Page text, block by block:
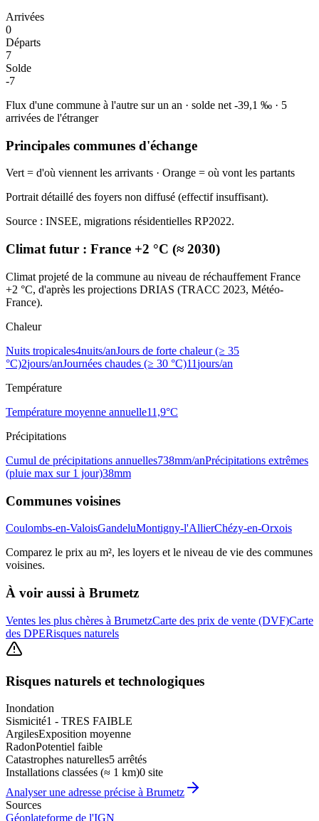
Arrivées
0
Départs
7
Solde
-7
Flux d'une commune à l'autre sur un an · solde net -39,1 ‰ · 5
arrivées de l'étranger
Principales communes d'échange
Vert = d'où viennent les arrivants · Orange = où vont les partants
Portrait détaillé des foyers non diffusé (effectif insuffisant).
Source : INSEE, migrations résidentielles RP2022.
Climat futur : France +2 °C (≈ 2030)
Climat projeté de la commune au niveau de réchauffement France
+2 °C, d'après les projections DRIAS (TRACC 2023, Météo-
France).
Chaleur
Nuits tropicales4nuits/anJours de forte chaleur (≥ 35
°C)2jours/anJournées chaudes (≥ 30 °C)11jours/an
Température
Température moyenne annuelle11,9°C
Précipitations
Cumul de précipitations annuelles738mm/anPrécipitations extrêmes
(pluie max sur 1 jour)38mm
Communes voisines
Coulombs-en-ValoisGandeluMontigny-l'AllierChézy-en-Orxois
Comparez le prix au m², les loyers et le niveau de vie des communes
voisines.
À voir aussi à Brumetz
Ventes les plus chères à BrumetzCarte des prix de vente (DVF)Carte
des DPERisques naturels
Risques naturels et technologiques
Inondation
Sismicité1 - TRES FAIBLE
ArgilesExposition moyenne
RadonPotentiel faible
Catastrophes naturelles5 arrêtés
Installations classées (≈ 1 km)0 site
Analyser une adresse précise à Brumetz
Sources
Géoplateforme de l'IGN